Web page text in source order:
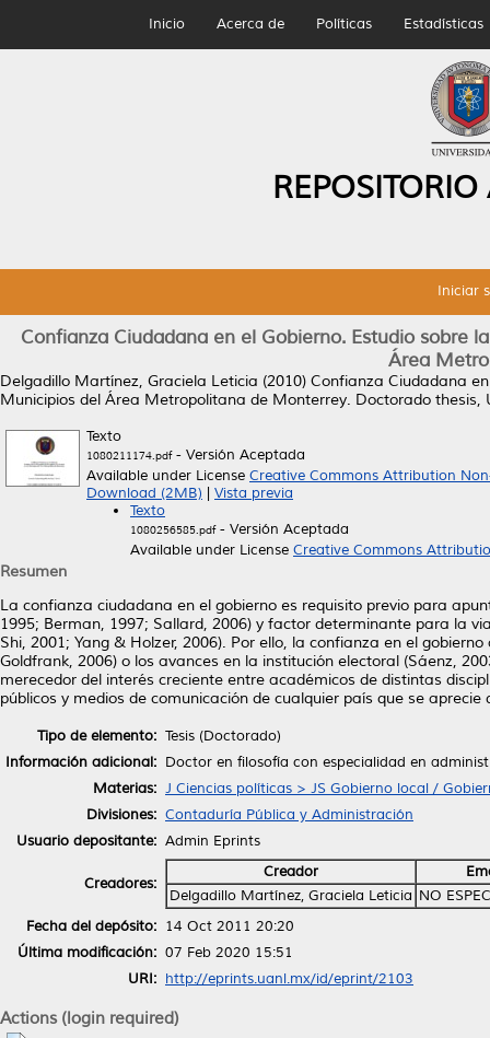
Inicio Acerca de Políticas Estadísticas
Iniciar
Confianza Ciudadana en el Gobierno. Estudio sobre
Área
Delgadillo Martínez, Graciela Leticia (2010) Confianza Ciudadana
Municipios del Área Metropolitana de Monterrey. Doctorado thesis,
Texto
1080211174.pdf- Versión Aceptada
Available under License Creative Commons Attribution
Download (2MB)
Vista previa
Texto
1080256585.pdf- Versión Aceptada
Available under License Creative Commons
Resumen
La confianza ciudadana en el gobierno es requisito previo para
1995; Berman, 1997; Sallard, 2006) y factor determinante para la
Shi, 2001; Yang & Holzer, 2006). Por ello, la confianza en el
Goldfrank, 2006) o los avances en la institución electoral (Sáenz,
merecedor del interés creciente entre académicos de distintas
públicos y medios de comunicación de cualquier país que se
Tipo de elemento: Tesis (Doctorado)
Información adicional: Doctor en filosofía con especialidad en
Materias: J Ciencias políticas > JS Gobierno local /
Divisiones: Contaduría Pública y Administración
Usuario depositante: Admin Eprints
Creadores:
Creador
Delgadillo Martínez, Graciela Leticia NO
Fecha del depósito: 14 Oct 2011 20:20
Última modificación: 07 Feb 2020 15:51
URI: http://eprints.uanl.mx/id/eprint/2103
Actions (login required)